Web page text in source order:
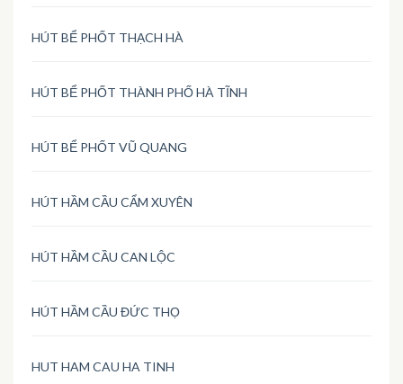
HÚT BỂ PHỐT THẠCH HÀ
HÚT BỂ PHỐT THÀNH PHỐ HÀ TĨNH
HÚT BỂ PHỐT VŨ QUANG
HÚT HẦM CẦU CẨM XUYÊN
HÚT HẦM CẦU CAN LỘC
HÚT HẦM CẦU ĐỨC THỌ
HUT HAM CAU HA TINH